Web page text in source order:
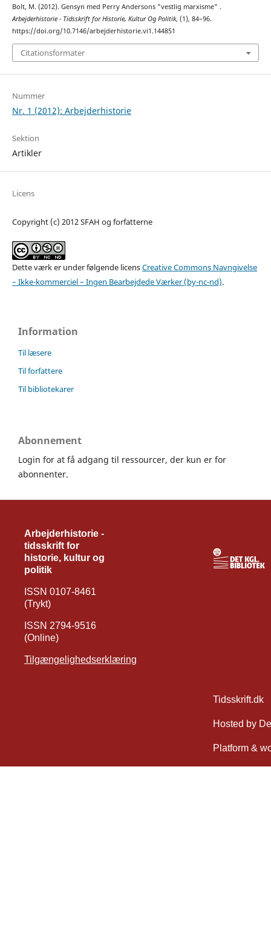
Bolt, M. (2012). Gensyn med Perry Andersons "vestlig marxisme" .
Arbejderhistorie - Tidsskrift for Historie, Kultur Og Politik, (1), 84–96.
https://doi.org/10.7146/arbejderhistorie.vi1.144851
Citationsformater
Nummer
Nr. 1 (2012): Arbejderhistorie
Sektion
Artikler
Licens
Copyright (c) 2012 SFAH og forfatterne
Dette værk er under følgende licensCreative Commons Navngivelse
– Ikke-kommerciel – Ingen Bearbejdede Værker (by-nc-nd).
Information
Til læsere
Til forfattere
Til bibliotekarer
Abonnement
Login for at få adgang til ressourcer, der kun er for
abonnenter.
Arbejderhistorie -
tidsskrift for
historie, kultur og
politik
ISSN 0107-8461
(Trykt)
ISSN 2794-9516
(Online)
Tilgængelighedserklæring